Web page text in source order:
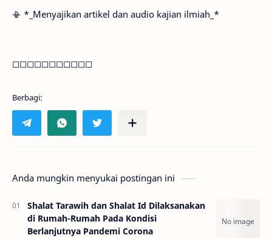
📳 *_Menyajikan artikel dan audio kajian ilmiah_*
◻◻◻◻◻◻◻◻◻◻◻
Anda mungkin menyukai postingan ini
Shalat Tarawih dan Shalat Id Dilaksanakan
di Rumah-Rumah Pada Kondisi
Berlanjutnya Pandemi Corona